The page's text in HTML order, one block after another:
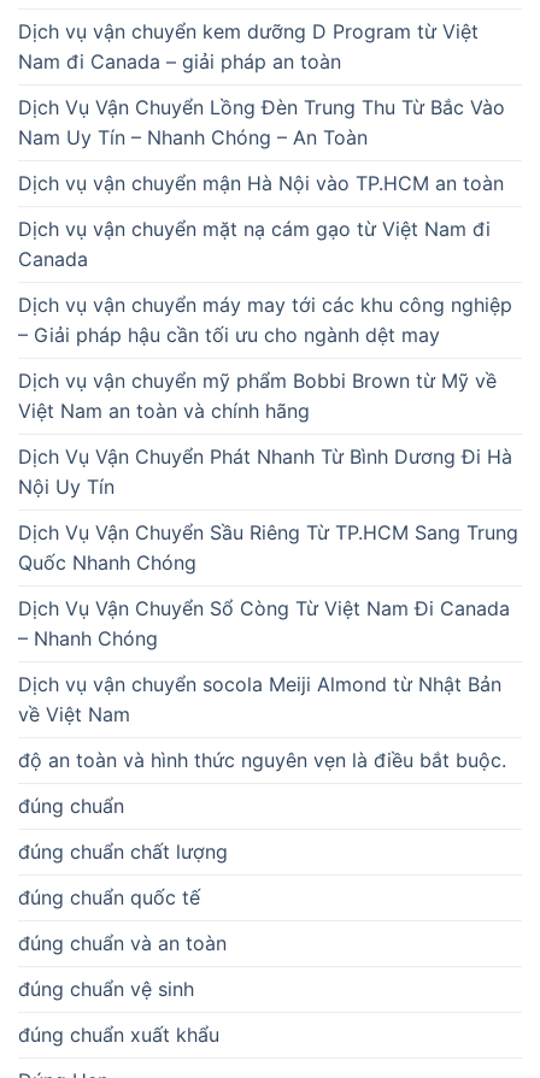
Dịch vụ vận chuyển kem dưỡng D Program từ Việt
Nam đi Canada – giải pháp an toàn
Dịch Vụ Vận Chuyển Lồng Đèn Trung Thu Từ Bắc Vào
Nam Uy Tín – Nhanh Chóng – An Toàn
Dịch vụ vận chuyển mận Hà Nội vào TP.HCM an toàn
Dịch vụ vận chuyển mặt nạ cám gạo từ Việt Nam đi
Canada
Dịch vụ vận chuyển máy may tới các khu công nghiệp
– Giải pháp hậu cần tối ưu cho ngành dệt may
Dịch vụ vận chuyển mỹ phẩm Bobbi Brown từ Mỹ về
Việt Nam an toàn và chính hãng
Dịch Vụ Vận Chuyển Phát Nhanh Từ Bình Dương Đi Hà
Nội Uy Tín
Dịch Vụ Vận Chuyển Sầu Riêng Từ TP.HCM Sang Trung
Quốc Nhanh Chóng
Dịch Vụ Vận Chuyển Sổ Còng Từ Việt Nam Đi Canada
– Nhanh Chóng
Dịch vụ vận chuyển socola Meiji Almond từ Nhật Bản
về Việt Nam
độ an toàn và hình thức nguyên vẹn là điều bắt buộc.
đúng chuẩn
đúng chuẩn chất lượng
đúng chuẩn quốc tế
đúng chuẩn và an toàn
đúng chuẩn vệ sinh
đúng chuẩn xuất khẩu